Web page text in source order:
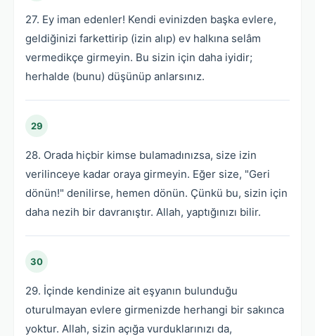
27. Ey iman edenler! Kendi evinizden başka evlere,
geldiğinizi farkettirip (izin alıp) ev halkına selâm
vermedikçe girmeyin. Bu sizin için daha iyidir;
herhalde (bunu) düşünüp anlarsınız.
29
28. Orada hiçbir kimse bulamadınızsa, size izin
verilinceye kadar oraya girmeyin. Eğer size, "Geri
dönün!" denilirse, hemen dönün. Çünkü bu, sizin için
daha nezih bir davranıştır. Allah, yaptığınızı bilir.
30
29. İçinde kendinize ait eşyanın bulunduğu
oturulmayan evlere girmenizde herhangi bir sakınca
yoktur. Allah, sizin açığa vurduklarınızı da,